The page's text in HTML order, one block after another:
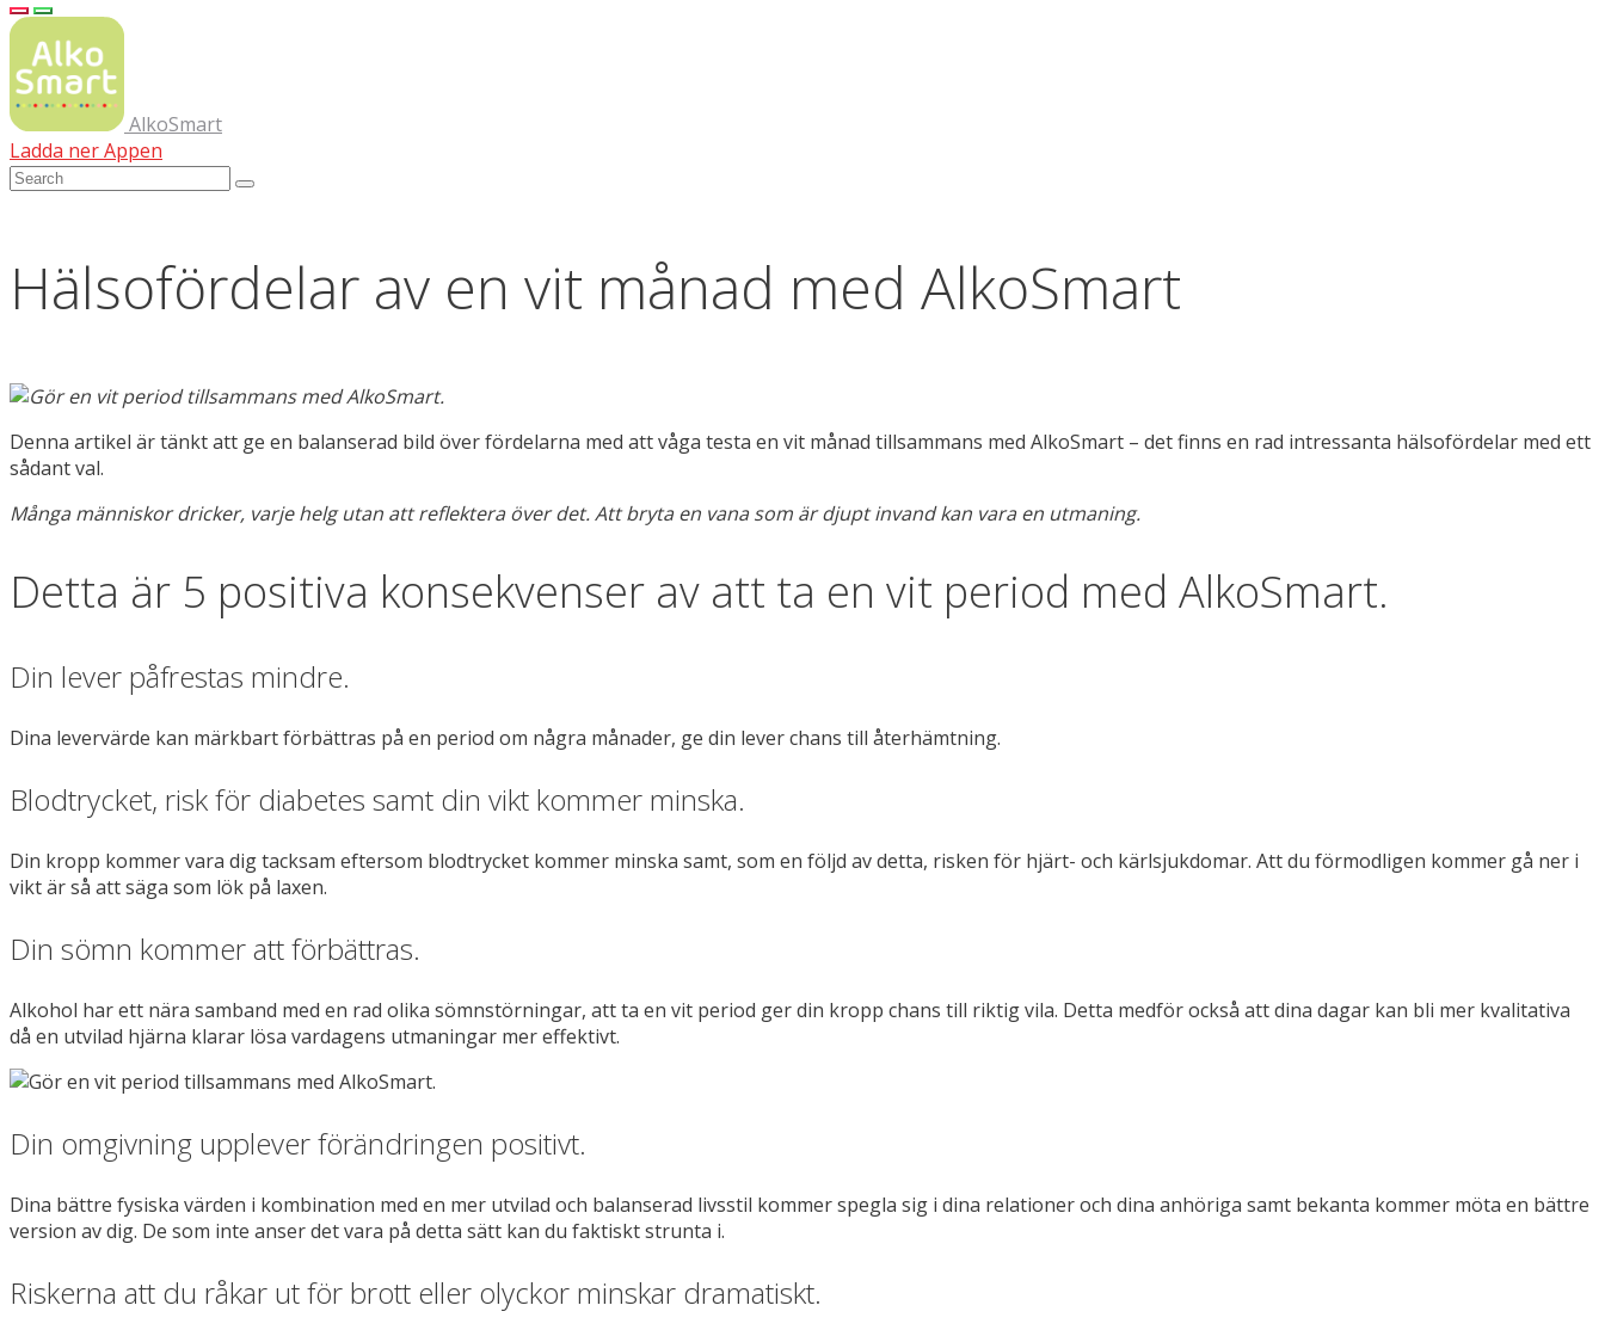
AlkoSmart
Ladda ner Appen
Hälsofördelar av en vit månad med AlkoSmart
Denna artikel är tänkt att ge en balanserad bild över fördelarna med att våga testa en vit månad tillsammans med AlkoSmart – det finns en rad intressanta hälsofördelar med ett
sådant val.
Många människor dricker, varje helg utan att reflektera över det. Att bryta en vana som är djupt invand kan vara en utmaning.
Detta är 5 positiva konsekvenser av att ta en vit period med AlkoSmart.
Din lever påfrestas mindre.
Dina levervärde kan märkbart förbättras på en period om några månader, ge din lever chans till återhämtning.
Blodtrycket, risk för diabetes samt din vikt kommer minska.
Din kropp kommer vara dig tacksam eftersom blodtrycket kommer minska samt, som en följd av detta, risken för hjärt- och kärlsjukdomar. Att du förmodligen kommer gå ner i
vikt är så att säga som lök på laxen.
Din sömn kommer att förbättras.
Alkohol har ett nära samband med en rad olika sömnstörningar, att ta en vit period ger din kropp chans till riktig vila. Detta medför också att dina dagar kan bli mer kvalitativa
då en utvilad hjärna klarar lösa vardagens utmaningar mer effektivt.
Din omgivning upplever förändringen positivt.
Dina bättre fysiska värden i kombination med en mer utvilad och balanserad livsstil kommer spegla sig i dina relationer och dina anhöriga samt bekanta kommer möta en bättre
version av dig. De som inte anser det vara på detta sätt kan du faktiskt strunta i.
Riskerna att du råkar ut för brott eller olyckor minskar dramatiskt.